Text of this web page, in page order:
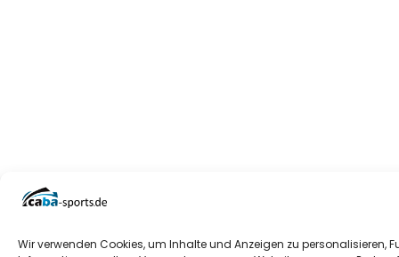
Wir verwenden Cookies, um Inhalte und Anzeigen zu